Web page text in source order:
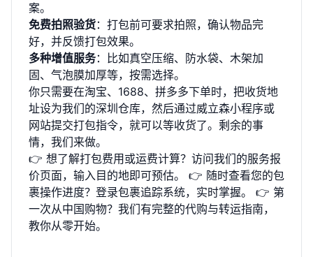
案。
免费拍照验货：打包前可要求拍照，确认物品完
好，并反馈打包效果。
多种增值服务：比如真空压缩、防水袋、木架加
固、气泡膜加厚等，按需选择。
你只需要在淘宝、1688、拼多多下单时，把收货地
址设为我们的深圳仓库，然后通过威立森小程序或
网站提交打包指令，就可以等收货了。剩余的事
情，我们来做。
👉 想了解打包费用或运费计算？访问我们的服务报
价页面，输入目的地即可预估。 👉 随时查看您的包
裹操作进度？登录包裹追踪系统，实时掌握。 👉 第
一次从中国购物？我们有完整的代购与转运指南，
教你从零开始。